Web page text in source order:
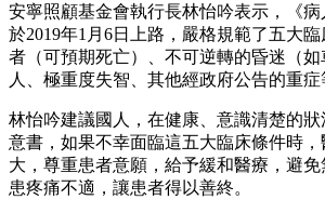
安寧照顧基金會執行長林怡吟表示，《
於2019年1月6日上路，嚴格規範了五大
者（可預期死亡）、不可逆轉的昏迷（
人、極重度失智、其他經政府公告的重症
林怡吟建議國人，在健康、意識清楚的狀
意書，如果不幸面臨這五大臨床條件時
大，尊重患者意願，給予緩和醫療，避
患疼痛不適，讓患者得以善終。